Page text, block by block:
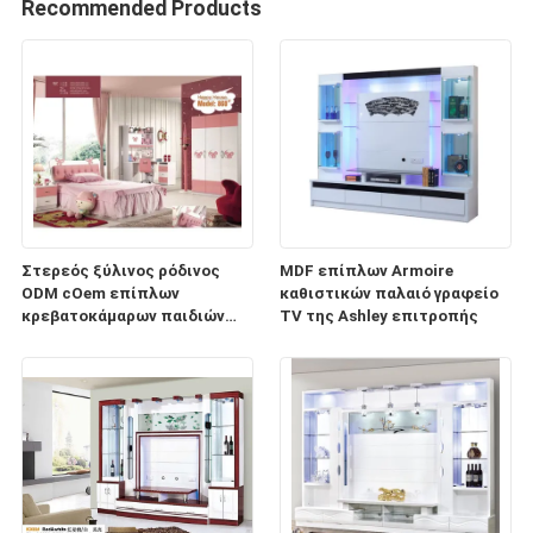
Recommended Products
Στερεός ξύλινος ρόδινος
ODM cOem επίπλων
κρεβατοκάμαρων παιδιών
MDF επίπλων Armoire
καθιστικών παλαιό γραφείο
TV της Ashley επιτροπής